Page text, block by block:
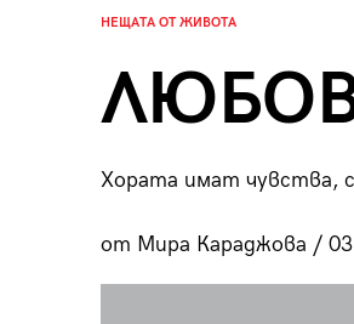
НЕЩАТА ОТ ЖИВОТА
Хората имат чувства,
от Мира Караджова /